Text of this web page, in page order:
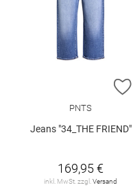
PNTS
Jeans "34_THE FRIEND"
169,95 €
inkl. MwSt. zzgl. Versand